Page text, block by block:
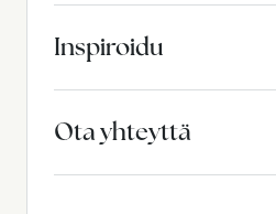
Inspiroidu
Ota yhteyttä